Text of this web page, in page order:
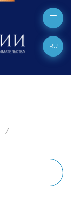
RU